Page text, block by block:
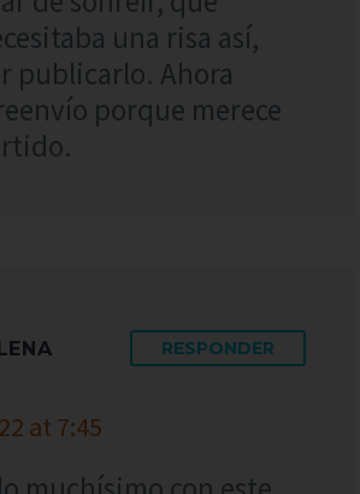
una risa así,
publicarlo. Ahora
porque merece
at 7:45
RESPONDER